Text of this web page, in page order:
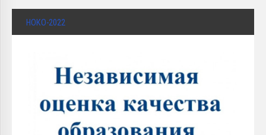
НОКО-2022